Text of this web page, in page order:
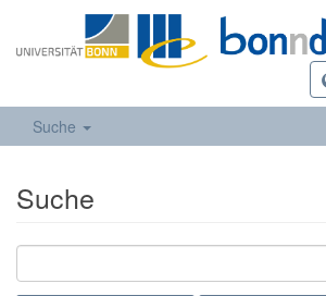
Suche
Suche